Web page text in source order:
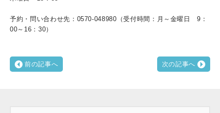
予約・問い合わせ先：0570-048980（受付時間：月～金曜日 9：
00～16：30）
前の記事へ 次の記事へ